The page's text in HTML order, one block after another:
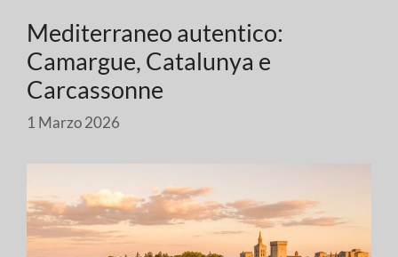
Mediterraneo autentico:
Camargue, Catalunya e
Carcassonne
1 Marzo 2026